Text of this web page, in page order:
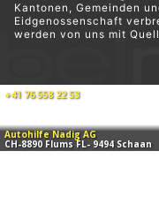
Kantonen, Gemeinden
Eidgenossenschaft
werden von uns mit